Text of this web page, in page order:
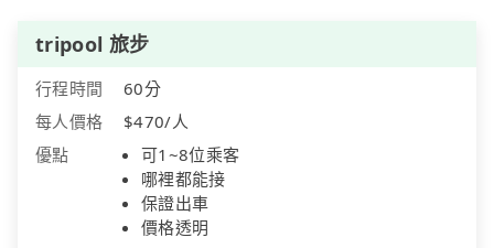
tripool 旅步
行程時間
60分
每人價格
$470/人
優點
可1~8位乘客
哪裡都能接
保證出車
價格透明